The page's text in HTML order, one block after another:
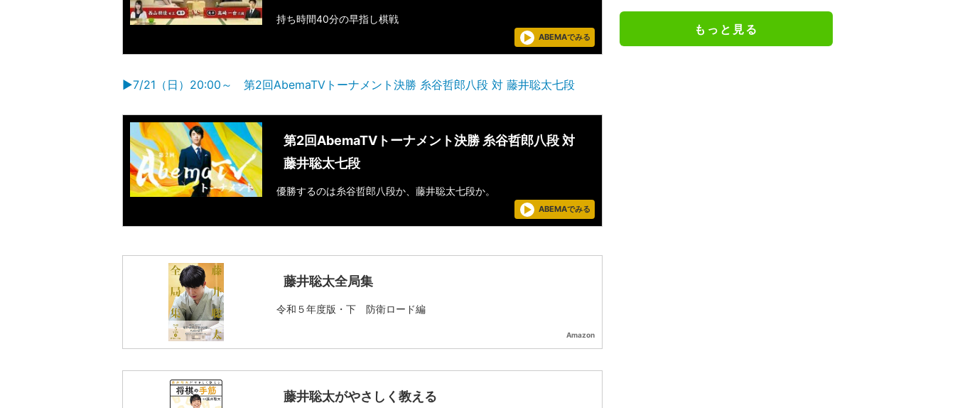
持ち時間40分の早指し棋戦
ABEMAでみる
▶7/21（日）20:00～ 第2回AbemaTVトーナメント決勝 糸谷哲郎八段 対 藤井聡太七段
第2回AbemaTVトーナメント決勝 糸谷哲郎八段 対
藤井聡太七段
優勝するのは糸谷哲郎八段か、藤井聡太七段か。
ABEMAでみる
藤井聡太全局集
令和５年度版・下 防衛ロード編
Amazon
藤井聡太がやさしく教える
もっと見る